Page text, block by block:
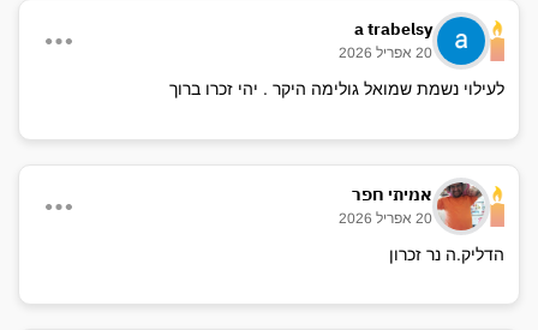
הוא הוכחה לכך שהרוח הזו – הרוח של שמואל – חיה בכל מקום
סביבנו. היא נמצאת ביושרה הקטנה של היומיום, בנכונות לעצור
ולהיות בן אדם.
מהאופן שבו האור שלו ממשיך להאיר דרך אנשים נפלאים שאני
פוגש בדרך. הוא היה ונשאר המצפן שלנו – הילד השובב שגדל להיות
גיבור, והגיבור שמזכיר לנו בכל יום איך להישאר בני אדם.
יהי זכרו ברוך, והשם יקום דמו.
a trabelsy
20 אפריל 2026
לעילוי נשמת שמואל גולימה היקר . יהי זכרו ברוך
אמיתי חפר
20 אפריל 2026
הדליק.ה נר זכרון